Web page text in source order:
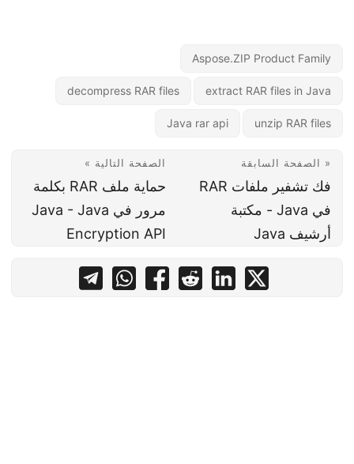
Aspose.ZIP Product Family
extract RAR files in Java
decompress RAR files
unzip RAR files
Java rar api
« الصفحة السابقة
فك تشفير ملفات RAR
في Java - مكتبة
أرشيف Java
الصفحة التالية »
حماية ملف RAR بكلمة
مرور في Java - Java
Encryption API